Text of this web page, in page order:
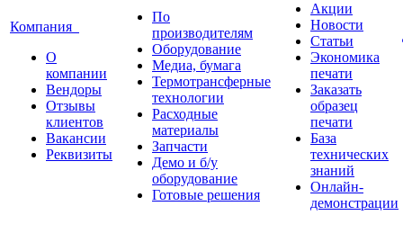
Компания
О
компании
Вендоры
Отзывы
клиентов
Вакансии
Реквизиты
По
производителям
Оборудование
Медиа, бумага
Термотрансферные
технологии
Расходные
материалы
Запчасти
Демо и б/у
оборудование
Готовые решения
Акции
Новости
Статьи
Экономика
печати
Заказать
образец
печати
База
технических
знаний
Онлайн-
демонстрации